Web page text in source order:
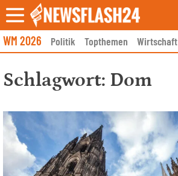
Skip
to
content
WM 2026 Politik Topthemen Wirtschaft
Schlagwort: Dom